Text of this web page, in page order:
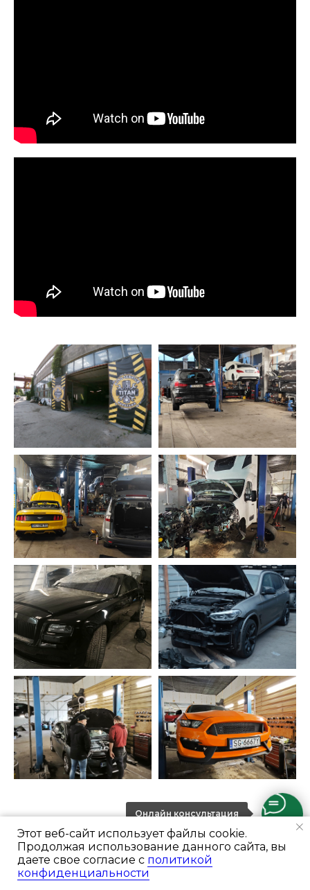
Этот веб-сайт использует файлы cookie.
Продолжая использование данного сайта, вы
даете свое согласие с политикой
конфиденциальности
Онлайн консультация
Ремонт и цены Портфолио
Преимущества
автомобильного сервиса
Почему мы сто №1 в Варшаве